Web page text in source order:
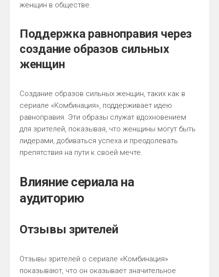
женщин в обществе.
Поддержка равноправия через
создание образов сильных
женщин
Создание образов сильных женщин, таких как в
сериале «Комбинация», поддерживает идею
равноправия. Эти образы служат вдохновением
для зрителей, показывая, что женщины могут быть
лидерами, добиваться успеха и преодолевать
препятствия на пути к своей мечте.
Влияние сериала на
аудиторию
Отзывы зрителей
Отзывы зрителей о сериале «Комбинация»
показывают, что он оказывает значительное